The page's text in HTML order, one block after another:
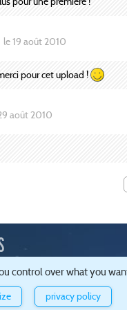
le 19 août 2010
pour cet upload !
août 2010
brio parGandi.Confidentialité et
à la une wikiguide
control over what you
privacy policy